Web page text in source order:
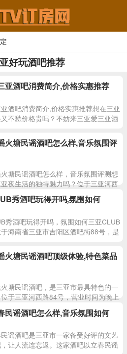
好玩酒吧推荐
亚酒吧消费简介,价格实惠推荐
酒吧消费简介,价格实惠推荐想在三亚
不愁价格贵吗？不妨来三亚爱三亚酒
服务贴心
火塘民谣酒吧怎么样,音乐氛围评
塘民谣酒吧怎么样，音乐氛围评测想
夜生活的独特魅力吗？位于三亚河西
三亚塘谣火塘民谣酒吧可能是你的不错
结合了火
秀酒吧玩得开吗,氛围如何
秀酒吧玩得开吗，氛围如何三亚CLUB
海南省三亚市吉阳区酒吧街88号，是
，
火塘民谣酒吧顶级体验,特色菜品
塘民谣酒吧，是三亚市最具特色的一
于三亚河西路84号，营业时间为晚上
晨3:00，是三亚塘谣地区的一颗璀璨明
民谣酒吧怎么样,音乐氛围如何
谣酒吧是三亚市一家备受好评的文艺
让人流连忘返。这家酒吧以立春民谣